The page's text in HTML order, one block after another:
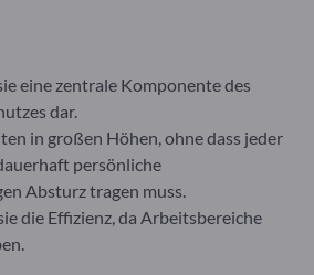
eine zentrale Komponente des
dar.
in großen Höhen, ohne dass jeder
persönliche
Absturz tragen muss.
die Effizienz, da Arbeitsbereiche